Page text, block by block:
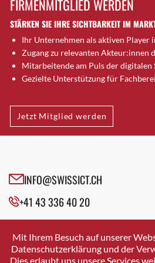
Brugg AG
Brütten
Bubendorf
Bubikon
Buchs (SG)
Bäretswil
Bülach
Cazis
Crissier
Davos Platz
Dierikon
Dietikon
FIRMENMITGLIED WERDEN
STÄRKEN SIE IHRE SICHTBARKEIT IM
Ihr Unternehmen als aktiven Player
Zugang zu relevanten Akteur:innen
Mitarbeitende am Puls der digitalen
Gezielte Unterstützung für
Jetzt Mitglied werden
INFO@SWISSICT.CH
+41 43 336 40 20
SWISSICT
VULKANSTRASSE 120
8048 ZURICH
Mit Ihrem Besuch auf unserer
Datenschutzerklärung und der
Dies erlaubt uns unsere Services